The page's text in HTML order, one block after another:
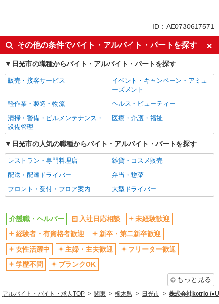
入社日応相談
未経験歓迎
経験者・有資格者歓迎
新卒・第二新卒歓迎
女性活躍中
主婦・主夫歓迎
フリーター歓迎
学歴不問
ブランクOK
ミドル（40代～）活躍中
エルダー（50代～）活躍中
シニア（60代～）活躍中
高収入・高額
昇給あり
完全週休2日制
フルタイム歓迎
禁煙・分煙
駅直結・駅チカ
車通勤OK
バイク通勤OK
自転車通勤OK
残業少なめ（月20h未満）
交通費支給
社会保険あり
産休・育休取得実績あり
退職金・財形貯蓄制度あり
各種手当（家族・役職・インセン
ティブなど）あり
制服貸与
研修制度あり
資格取得支援制度あり
医療・介護・福祉
ID：AE0730617571
その他の条件でバイト・アルバイト・パートを探す
日光市の職種からバイト・アルバイト・パートを探す
販売・接客サービス
イベント・キャンペーン・アミュ
ーズメント
軽作業・製造・物流
ヘルス・ビューティー
清掃・警備・ビルメンテナンス・
設備管理
医療・介護・福祉
日光市の人気の職種からバイト・アルバイト・パートを探す
レストラン・専門料理店
雑貨・コスメ販売
配送・配達ドライバー
弁当・惣菜
フロント・受付・フロア案内
大型ドライバー
介護職・ヘルパー 入社日応相談
未経験歓迎
経験者・有資格者歓迎
新卒・第二新卒歓迎
女性活躍中
主婦・主夫歓迎
フリーター歓迎
学歴不問
ブランクOK
もっと見る
アルバイト・バイト・求人TOP 関東 栃木県 日光市 株式会社kotrio /